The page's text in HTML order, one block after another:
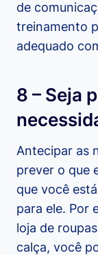
de
treinamento
adequado
8 – Seja
Antecipar as
prever o que
que você
para ele. Por
loja de
calça, você